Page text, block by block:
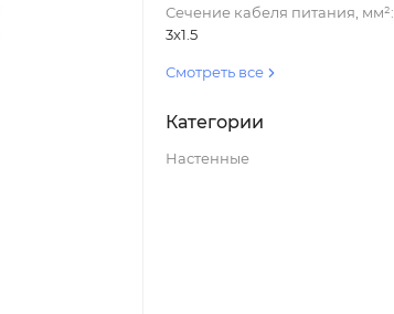
Сечение кабеля питания, мм²:
3x1.5
Смотреть все
Категории
Настенные